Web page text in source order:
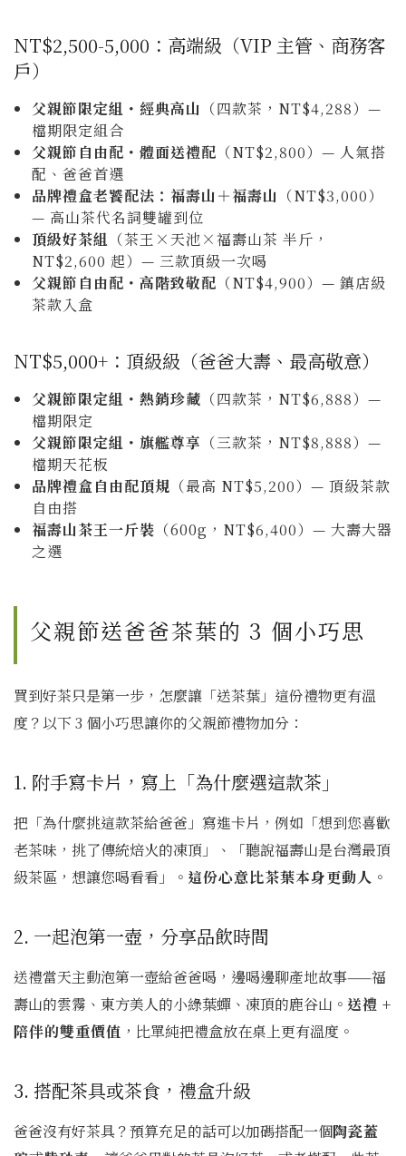
NT$2,500-5,000：高端級（VIP 主管、商務客
戶）
父親節限定組・經典高山 （四款茶，NT$4,288）—
檔期限定組合
父親節自由配・體面送禮配 （NT$2,800）— 人氣搭
配、爸爸首選
品牌禮盒老饕配法：福壽山＋福壽山 （NT$3,000）
— 高山茶代名詞雙罐到位
頂級好茶組 （茶王×天池×福壽山茶 半斤，
NT$2,600 起）— 三款頂級一次喝
父親節自由配・高階致敬配 （NT$4,900）— 鎮店級
茶款入盒
NT$5,000+：頂級級（爸爸大壽、最高敬意）
父親節限定組・熱銷珍藏 （四款茶，NT$6,888）—
檔期限定
父親節限定組・旗艦尊享 （三款茶，NT$8,888）—
檔期天花板
品牌禮盒自由配頂規 （最高 NT$5,200）— 頂級茶款
自由搭
福壽山茶王一斤裝 （600g，NT$6,400）— 大壽大器
之選
父親節送爸爸茶葉的 3 個小巧思
買到好茶只是第一步，怎麼讓「送茶葉」這份禮物更有溫
度？以下 3 個小巧思讓你的父親節禮物加分：
1. 附手寫卡片，寫上「為什麼選這款茶」
把「為什麼挑這款茶給爸爸」寫進卡片，例如「想到您喜歡
老茶味，挑了傳統焙火的凍頂」、「聽說福壽山是台灣最頂
級茶區，想讓您喝看看」。 這份心意比茶葉本身更動人 。
2. 一起泡第一壺，分享品飲時間
送禮當天主動泡第一壺給爸爸喝，邊喝邊聊產地故事——福
壽山的雲霧、東方美人的小綠葉蟬、凍頂的鹿谷山。 送禮 +
陪伴的雙重價值 ，比單純把禮盒放在桌上更有溫度。
3. 搭配茶具或茶食，禮盒升級
爸爸沒有好茶具？預算充足的話可以加碼搭配一個陶瓷蓋